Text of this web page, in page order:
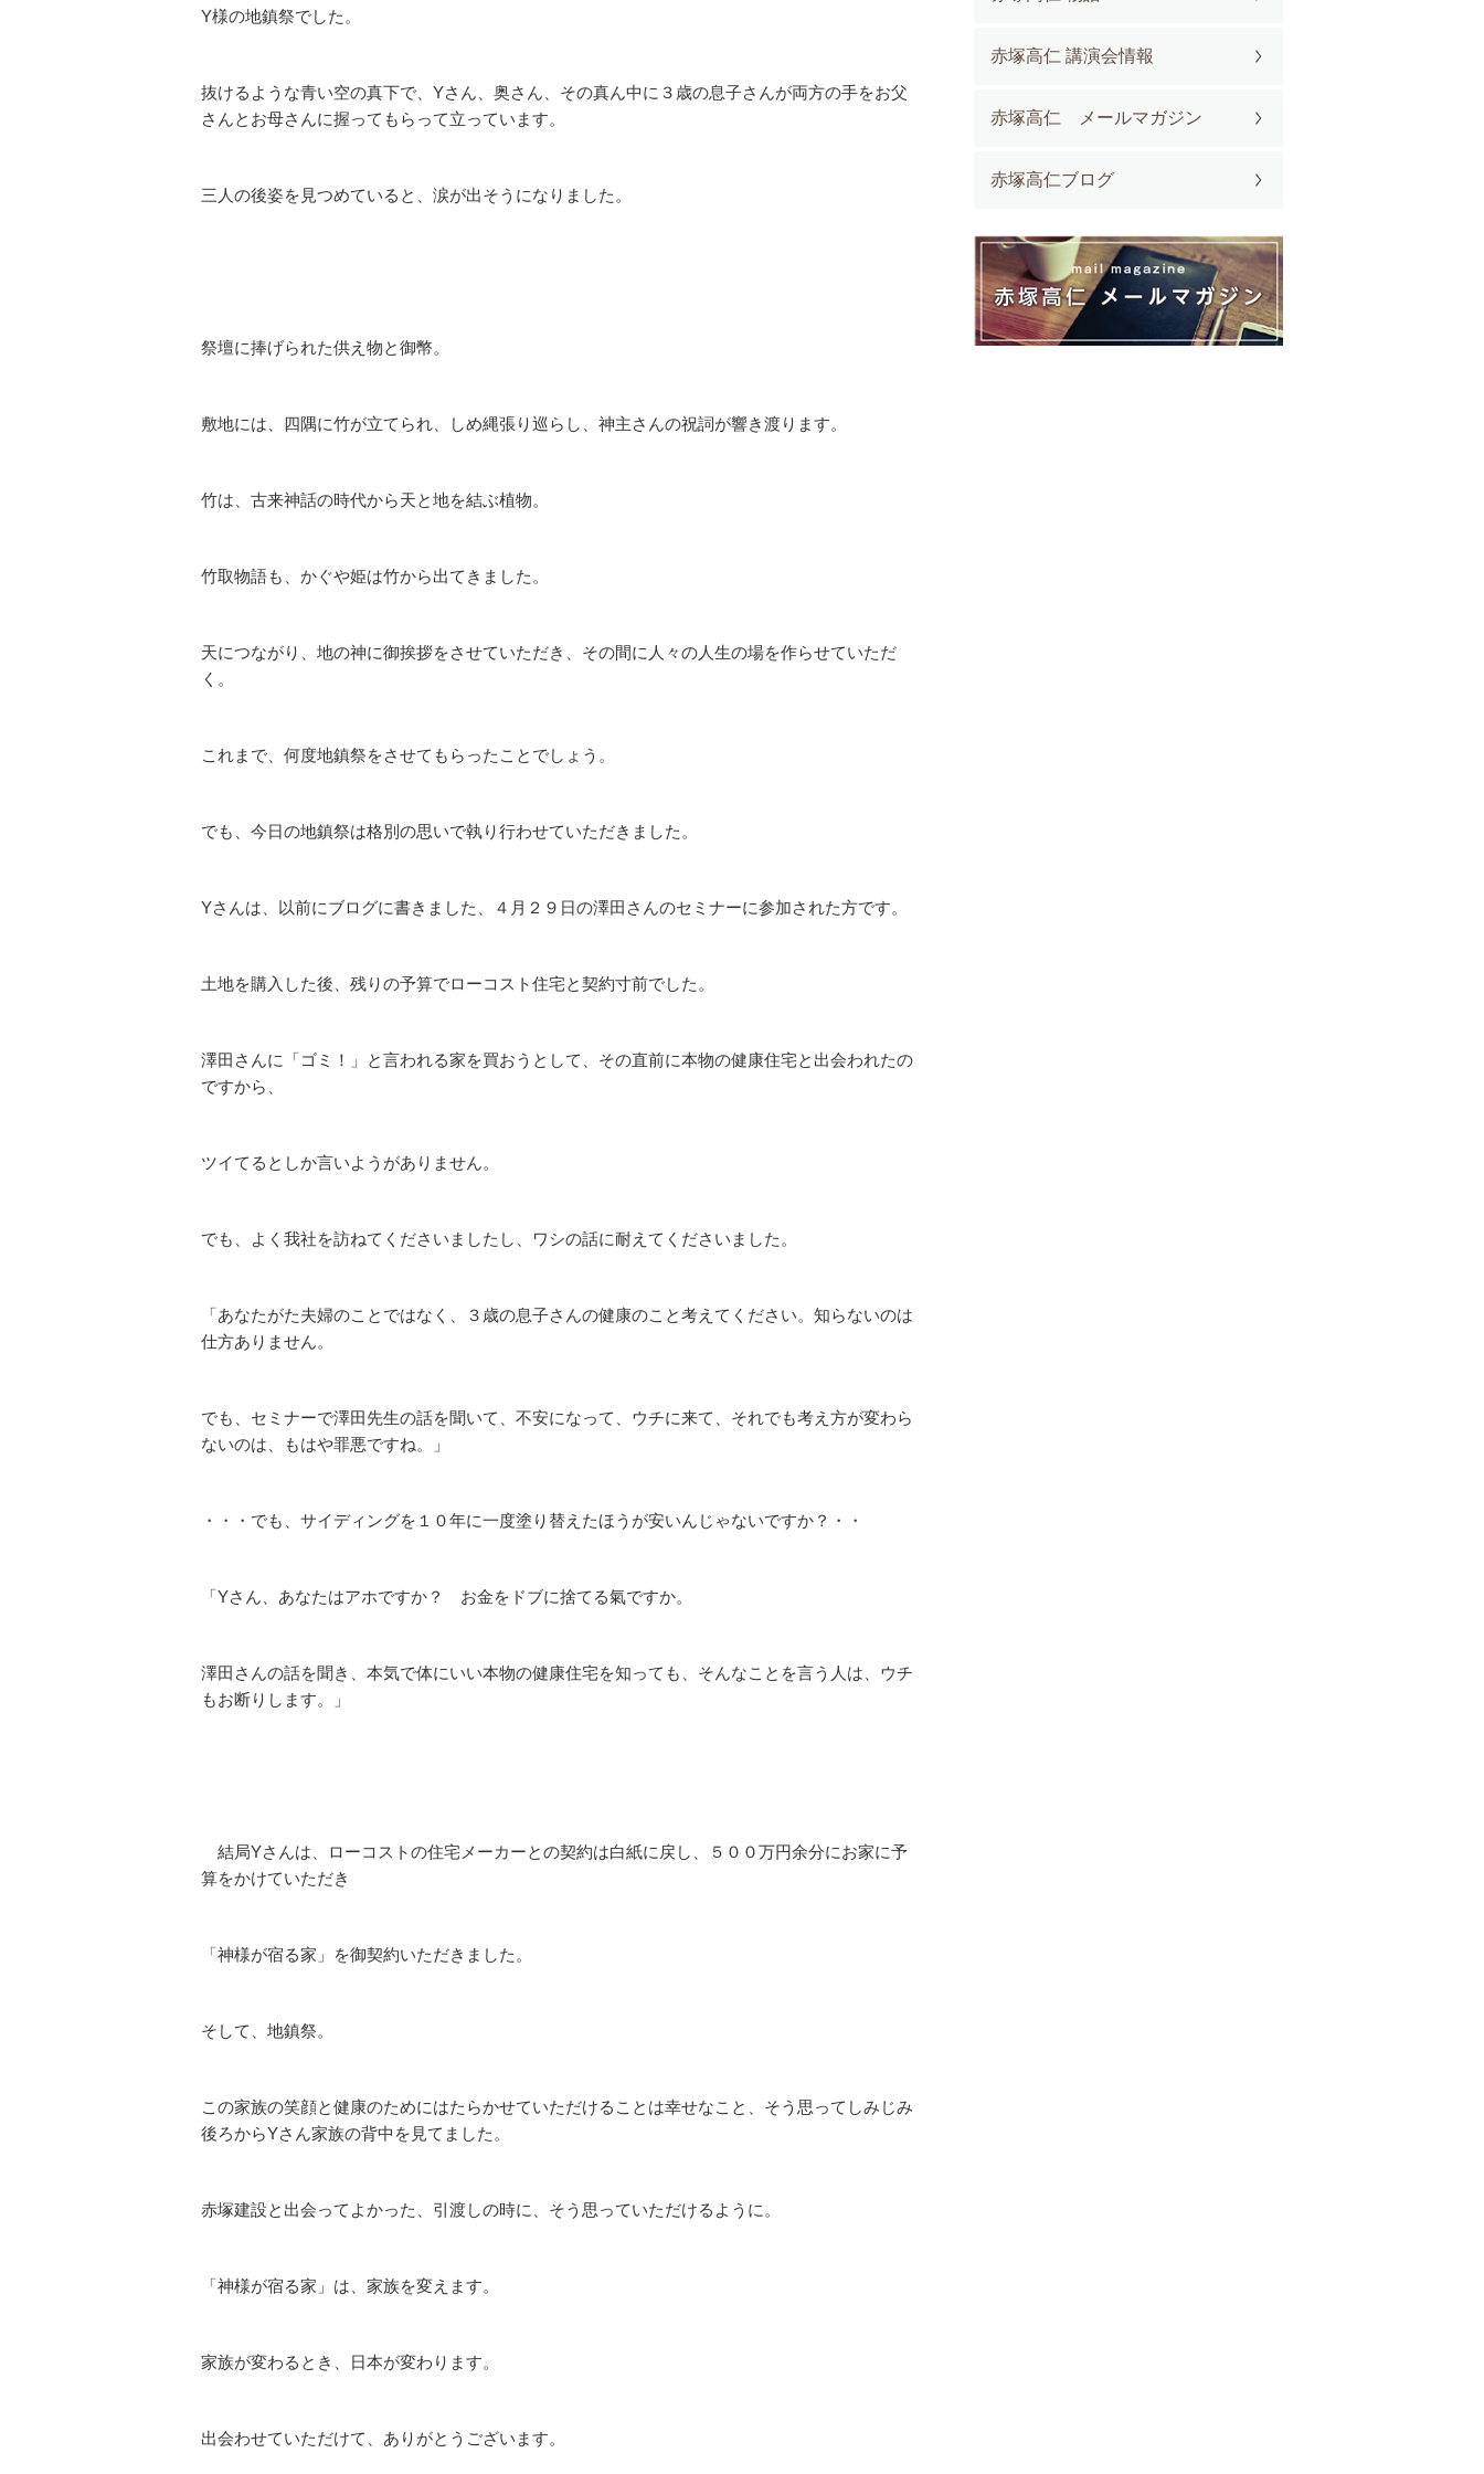
Y様の地鎮祭でした。
抜けるような青い空の真下で、Yさん、奥さん、その真ん中に３歳の息子さんが両方の手をお父
さんとお母さんに握ってもらって立っています。
三人の後姿を見つめていると、涙が出そうになりました。
祭壇に捧げられた供え物と御幣。
敷地には、四隅に竹が立てられ、しめ縄張り巡らし、神主さんの祝詞が響き渡ります。
竹は、古来神話の時代から天と地を結ぶ植物。
竹取物語も、かぐや姫は竹から出てきました。
天につながり、地の神に御挨拶をさせていただき、その間に人々の人生の場を作らせていただ
く。
これまで、何度地鎮祭をさせてもらったことでしょう。
でも、今日の地鎮祭は格別の思いで執り行わせていただきました。
Yさんは、以前にブログに書きました、４月２９日の澤田さんのセミナーに参加された方です。
土地を購入した後、残りの予算でローコスト住宅と契約寸前でした。
澤田さんに「ゴミ！」と言われる家を買おうとして、その直前に本物の健康住宅と出会われたの
ですから、
ツイてるとしか言いようがありません。
でも、よく我社を訪ねてくださいましたし、ワシの話に耐えてくださいました。
「あなたがた夫婦のことではなく、３歳の息子さんの健康のこと考えてください。知らないのは
仕方ありません。
でも、セミナーで澤田先生の話を聞いて、不安になって、ウチに来て、それでも考え方が変わら
ないのは、もはや罪悪ですね。」
・・・でも、サイディングを１０年に一度塗り替えたほうが安いんじゃないですか？・・
「Yさん、あなたはアホですか？ お金をドブに捨てる氣ですか。
澤田さんの話を聞き、本気で体にいい本物の健康住宅を知っても、そんなことを言う人は、ウチ
もお断りします。」
結局Yさんは、ローコストの住宅メーカーとの契約は白紙に戻し、５００万円余分にお家に予
算をかけていただき
「神様が宿る家」を御契約いただきました。
そして、地鎮祭。
この家族の笑顔と健康のためにはたらかせていただけることは幸せなこと、そう思ってしみじみ
後ろからYさん家族の背中を見てました。
赤塚建設と出会ってよかった、引渡しの時に、そう思っていただけるように。
「神様が宿る家」は、家族を変えます。
家族が変わるとき、日本が変わります。
出会わせていただけて、ありがとうございます。
赤塚高仁 講演会情報
赤塚高仁 メールマガジン
赤塚高仁ブログ